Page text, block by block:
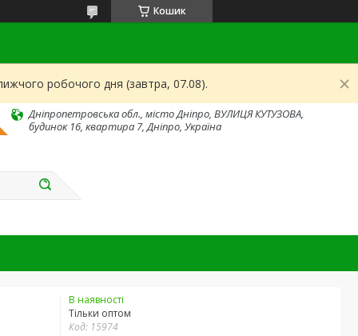
Кошик
робочого дня (завтра, 07.08).
Дніпропетровська обл., місто Дніпро, ВУЛИЦЯ КУТУЗОВА,
будинок 16, квартира 7, Дніпро, Україна
В наявності
Тільки оптом
Код: 15974